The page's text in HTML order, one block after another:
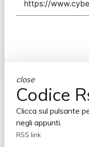
close
Codice
Clicca sul pulsante
negli appunti.
RSS link